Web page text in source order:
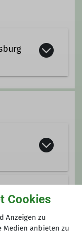
Cookies
Anzeigen zu
anbieten zu